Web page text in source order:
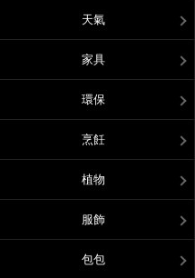
天氣
家具
環保
烹飪
植物
服飾
包包